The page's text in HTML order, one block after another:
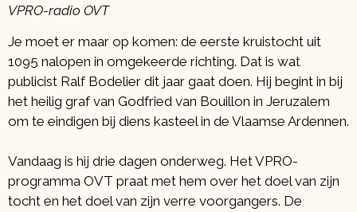
VPRO-radio OVT
Je moet er maar op komen: de eerste kruistocht uit
1095 nalopen in omgekeerde richting. Dat is wat
publicist Ralf Bodelier dit jaar gaat doen. Hij begint in bij
het heilig graf van Godfried van Bouillon in Jeruzalem
om te eindigen bij diens kasteel in de Vlaamse Ardennen.
Vandaag is hij drie dagen onderweg. Het VPRO-
programma OVT praat met hem over het doel van zijn
tocht en het doel van zijn verre voorgangers. De